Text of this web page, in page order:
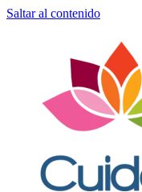
Saltar al contenido